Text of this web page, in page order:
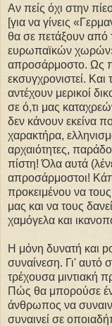
Αν πείς όχι στην
[για να γίνεις
θα σε πετάξουν από
ευρωπαϊκών
απροσάρμοστο. Ως
εκσυγχρονιστεί. Και
αντέχουν μερικοί
σε ό,τι μας
δεν κάνουν εκείνα
χαρακτήρα,
αρχαιότητες,
πίστη! Όλα αυτά
απροσάρμοστοι!
προκειμένου να τους
μας και να τους
χαμόγελα και
Η μόνη δυνατή και
συναίνεση. Γι' αυτό
τρέχουσα μιντιακή
Πώς θα μπορούσε
άνθρωπος να
συναινεί σε